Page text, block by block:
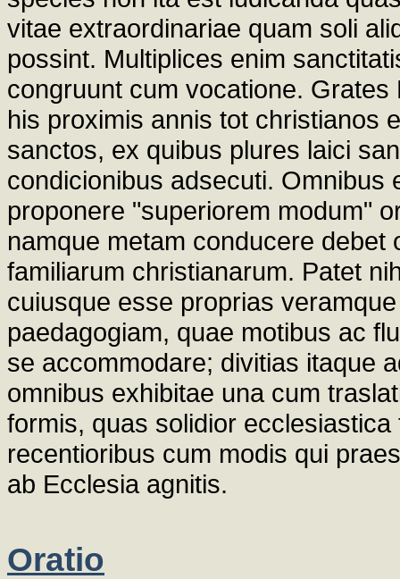
vitae extraordinariae quam soli
possint. Multiplices enim
congruunt cum vocatione.
his proximis annis tot christianos
sanctos, ex quibus plures laici
condicionibus adsecuti. Omnibus
proponere "superiorem modum"
namque metam conducere
familiarum christianarum. Patet
cuiusque esse proprias
paedagogiam, quae motibus ac
se accommodare; divitias itaque
omnibus exhibitae una cum
formis, quas solidior
recentioribus cum modis qui
ab Ecclesia agnitis.
Oratio